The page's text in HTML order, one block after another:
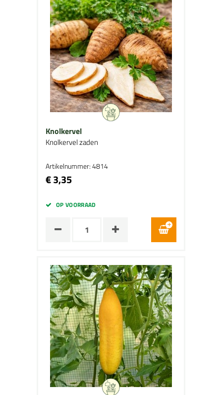
Knolkervel
Knolkervel zaden
Artikelnummer: 4814
€ 3,35
OP VOORRAAD